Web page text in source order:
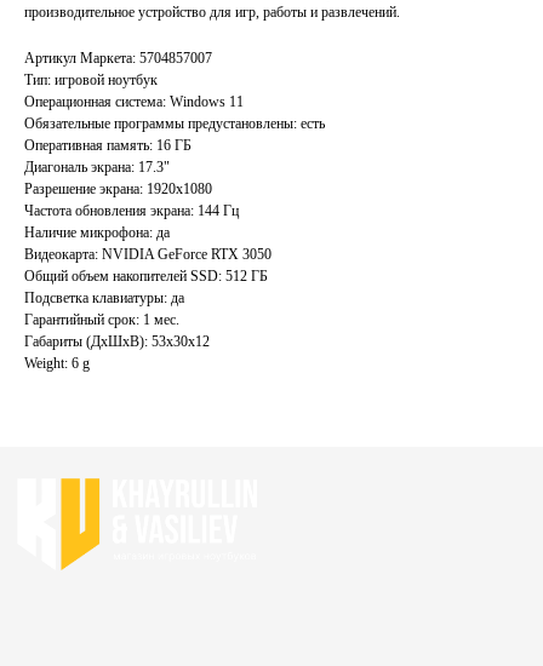
производительное устройство для игр, работы и развлечений.
Артикул Маркета: 5704857007
Тип: игровой ноутбук
Операционная система: Windows 11
Обязательные программы предустановлены: есть
Оперативная память: 16 ГБ
Диагональ экрана: 17.3"
Разрешение экрана: 1920x1080
Частота обновления экрана: 144 Гц
Наличие микрофона: да
Видеокарта: NVIDIA GeForce RTX 3050
Общий объем накопителей SSD: 512 ГБ
Подсветка клавиатуры: да
Гарантийный срок: 1 мес.
Габариты (ДхШхВ): 53x30x12
Weight: 6 g
Политика конфиденциальности
Согласие на обработку персональных данных
ИП Хайруллин Ильдар Тагирович
ОГРНИП 324774600152309
Главная
Акции
Контакты
Преимущества
Отзывы
Каталог
Ноутбуки бу
Ноутбуки для работы бу